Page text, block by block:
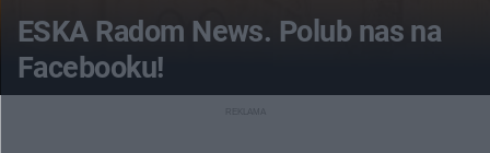
ESKA Radom News. Polub nas na
Facebooku!